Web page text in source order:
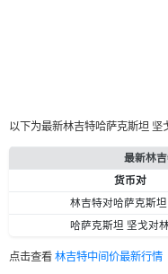
以下为最新林吉特哈萨克斯坦 坚
最新林
货币对
林吉特对哈萨克斯
哈萨克斯坦 坚戈对
点击查看 林吉特中间价最新行情